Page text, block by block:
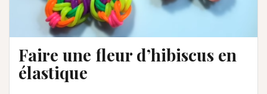
Faire une fleur d’hibiscus en
élastique